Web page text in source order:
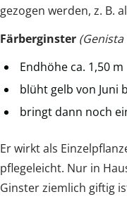
gezogen werden, z. B.
Färberginster
Endhöhe ca. 1,50 m
blüht gelb von Juni
bringt dann noch
Er wirkt als
pflegeleicht. Nur in
Ginster ziemlich giftig